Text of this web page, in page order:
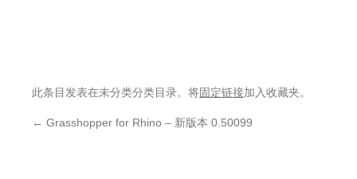
此条目发表在未分类分类目录。将固定链接加入收藏夹。
← Grasshopper for Rhino – 新版本 0.50099